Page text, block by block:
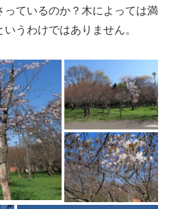
ているのか？木によっては満
うわけではありません。